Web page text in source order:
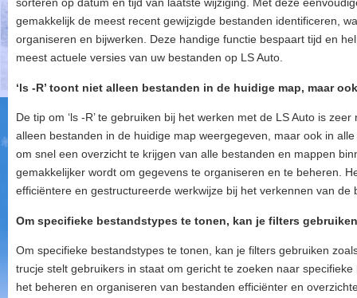
gemakkelijk de meest recent gewijzigde bestanden identificeren,
organiseren en bijwerken. Deze handige functie bespaart tijd en
meest actuele versies van uw bestanden op LS Auto.
‘ls -R’ toont niet alleen bestanden in de huidige map, maar
De tip om ‘ls -R’ te gebruiken bij het werken met de LS Auto is
alleen bestanden in de huidige map weergegeven, maar ook in
om snel een overzicht te krijgen van alle bestanden en mappen
gemakkelijker wordt om gegevens te organiseren en te beheren.
efficiëntere en gestructureerde werkwijze bij het verkennen van de
Om specifieke bestandstypes te tonen, kan je filters
Om specifieke bestandstypes te tonen, kan je filters gebruiken
trucje stelt gebruikers in staat om gericht te zoeken naar
het beheren en organiseren van bestanden efficiënter en